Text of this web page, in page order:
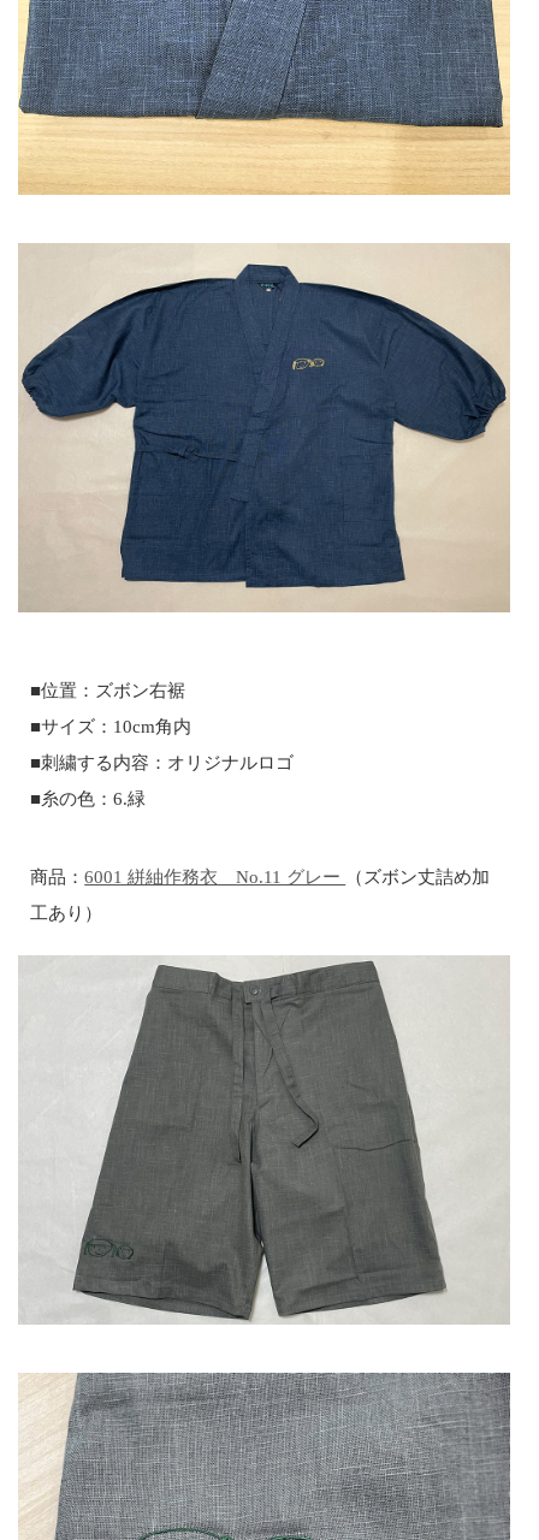
■位置：ズボン右裾
■サイズ：10cm角内
■刺繍する内容：オリジナルロゴ
■糸の色：6.緑
商品：6001 絣紬作務衣 No.11 グレー
（ズボン丈詰め加
工あり）